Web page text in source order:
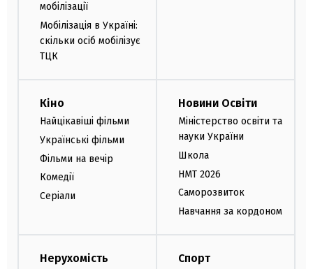
мобілізації
Мобілізація в Україні:
скільки осіб мобілізує
ТЦК
Кіно
Найцікавіші фільми
Українські фільми
Фільми на вечір
Комедії
Серіали
Новини Освіти
Міністерство освіти та
науки України
Школа
НМТ 2026
Саморозвиток
Навчання за кордоном
Нерухомість Спорт